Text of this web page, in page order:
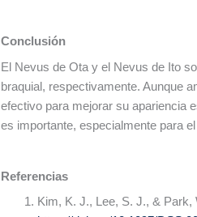
Conclusión
El Nevus de Ota y el Nevus de Ito
braquial, respectivamente. Aunque
efectivo para mejorar su apariencia
es importante, especialmente para
Referencias
Kim, K. J., Lee, S. J., & Park,